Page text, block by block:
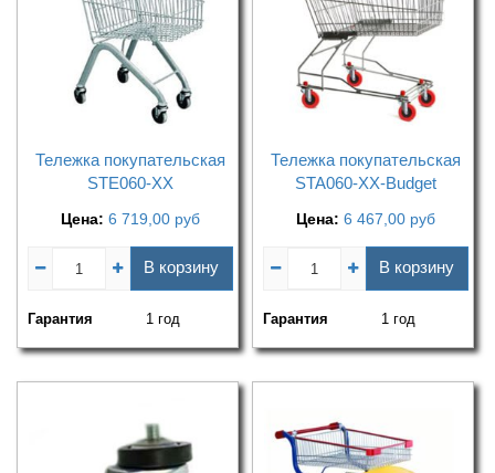
Тележка покупательская
STE060-XX
Цена: 6 719,00 руб
В корзину
Гарантия 1 год
Тележка покупательская
STA060-XX-Budget
Цена: 6 467,00 руб
В корзину
Гарантия 1 год